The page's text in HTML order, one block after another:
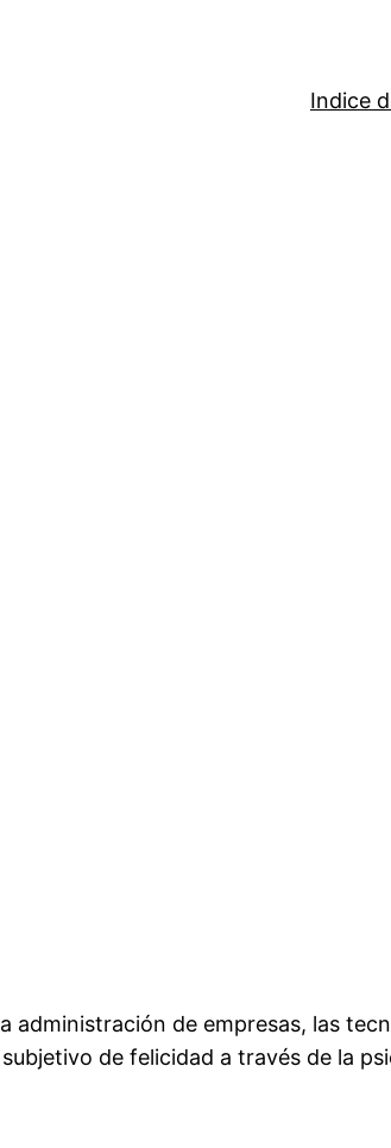
Indice
administración de empresas, las
de felicidad a través de la